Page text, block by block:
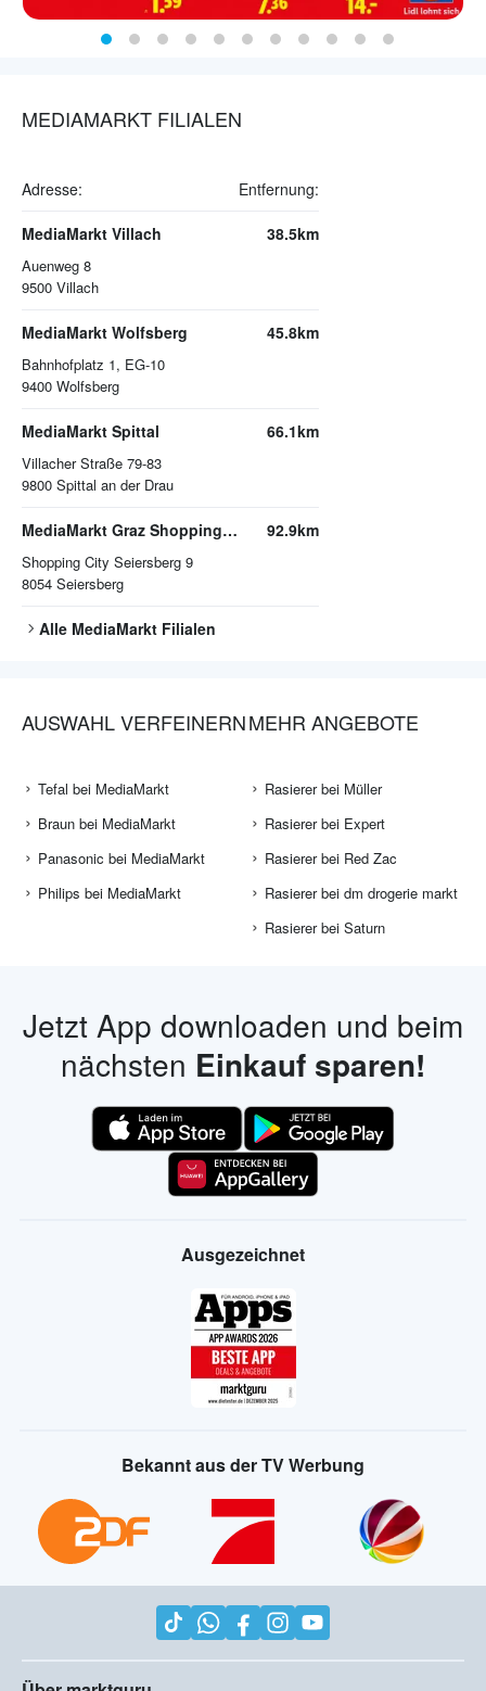
MEDIAMARKT FILIALEN
Adresse: Entfernung:
MediaMarkt Villach
Auenweg 8
9500 Villach
38.5km
MediaMarkt Wolfsberg
Bahnhofplatz 1, EG-10
9400 Wolfsberg
45.8km
MediaMarkt Spittal
Villacher Straße 79-83
9800 Spittal an der Drau
66.1km
MediaMarkt Graz Shoppingcity Seiersberg
Shopping City Seiersberg 9
8054 Seiersberg
92.9km
Alle MediaMarkt Filialen
AUSWAHL VERFEINERN
Tefal bei MediaMarkt
Braun bei MediaMarkt
Panasonic bei MediaMarkt
Philips bei MediaMarkt
MEHR ANGEBOTE
Rasierer bei Müller
Rasierer bei Expert
Rasierer bei Red Zac
Rasierer bei dm drogerie markt
Rasierer bei Saturn
Jetzt App downloaden und beim
nächsten Einkauf sparen!
Ausgezeichnet
Bekannt aus der TV Werbung